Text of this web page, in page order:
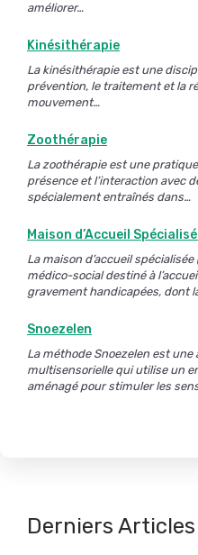
améliorer…
Kinésithérapie
La kinésithérapie est une
prévention, le traitement et la
mouvement…
Zoothérapie
La zoothérapie est une
présence et l’interaction avec
spécialement entraînés dans…
Maison d’Accueil
La maison d’accueil
médico-social destiné à
gravement handicapées, dont
Snoezelen
La méthode Snoezelen est
multisensorielle qui utilise un
aménagé pour stimuler les
Derniers Articles